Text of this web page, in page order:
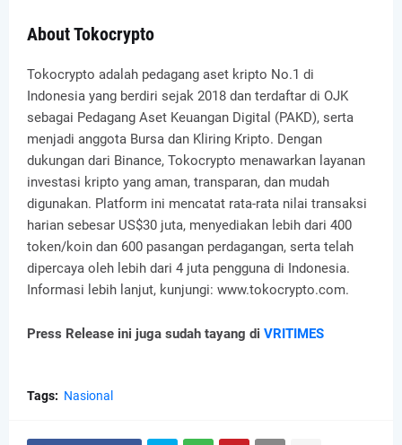
About Tokocrypto
Tokocrypto adalah pedagang aset kripto No.1 di
Indonesia yang berdiri sejak 2018 dan terdaftar di OJK
sebagai Pedagang Aset Keuangan Digital (PAKD), serta
menjadi anggota Bursa dan Kliring Kripto. Dengan
dukungan dari Binance, Tokocrypto menawarkan layanan
investasi kripto yang aman, transparan, dan mudah
digunakan. Platform ini mencatat rata-rata nilai transaksi
harian sebesar US$30 juta, menyediakan lebih dari 400
token/koin dan 600 pasangan perdagangan, serta telah
dipercaya oleh lebih dari 4 juta pengguna di Indonesia.
Informasi lebih lanjut, kunjungi: www.tokocrypto.com.
Press Release ini juga sudah tayang di VRITIMES
Tags: Nasional